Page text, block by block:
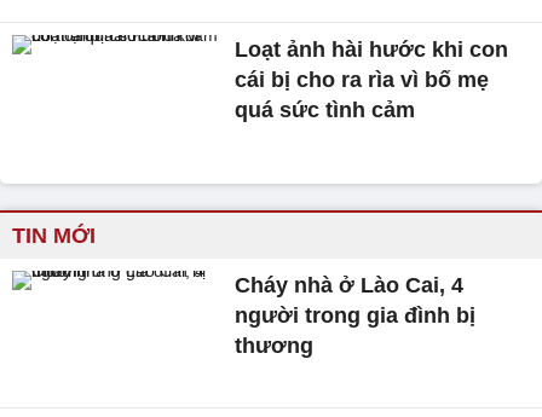
Loạt ảnh hài hước khi con
cái bị cho ra rìa vì bố mẹ
quá sức tình cảm
TIN MỚI
Cháy nhà ở Lào Cai, 4
người trong gia đình bị
thương